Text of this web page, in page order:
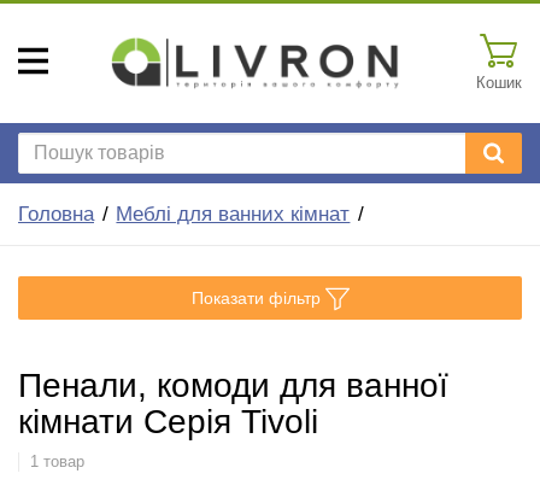
Кошик
Головна Меблі для ванних кімнат
Показати фільтр
Пенали, комоди для ванної
кімнати Серія Tivoli
1 товар